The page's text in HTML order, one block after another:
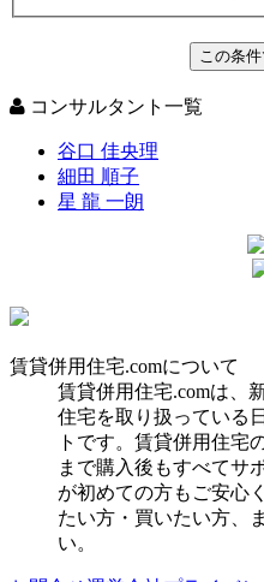
コンサルタント一覧
谷口 佳央理
細田 順子
星 龍 一朗
賃貸併用住宅.comについて
賃貸併用住宅.comは、
住宅を取り扱っている
トです。賃貸併用住宅
まで購入後もすべてサ
が初めての方もご安心
たい方・買いたい方、
い。